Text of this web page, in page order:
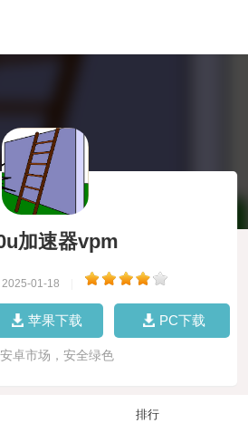
加速器vpm
2025-01-18
苹果下载 PC下载
安卓市场，安全绿色
排行